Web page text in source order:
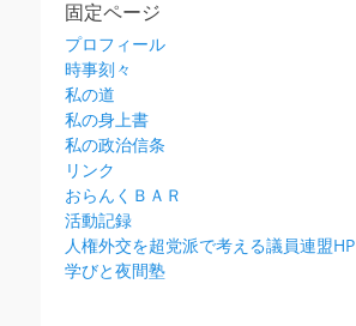
固定ページ
プロフィール
時事刻々
私の道
私の身上書
私の政治信条
リンク
おらんくＢＡＲ
活動記録
人権外交を超党派で考える議員連盟HP
学びと夜間塾